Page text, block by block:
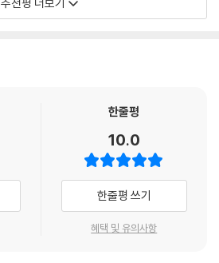
아펠도른에서 왔거든. 이상하네. 분명 어딘
익지 않아?”
요.”
러운지 이해할 수 없었다.
룬의 신작 장편소설
. 네덜란드 주요 언론들은 이 작품에 대해
웃긴 이야기처럼 받아들이게 만드는 마법
란드 다흐블라트〉
며 코믹스러운 걸작” - 〈트로스 콤파스〉
감할 수 있는, 유쾌하면서도 감동적인 책” -
강요하지 않는다. 대신 세상과 소통하는 데
킨트의 새 버전의 탄생을 알리는 소설이라는
한줄평
10.0
한줄평 쓰기
혜택 및 유의사항